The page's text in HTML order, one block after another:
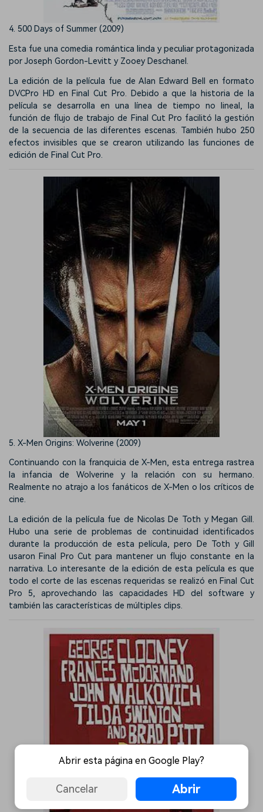
4. 500 Days of Summer (2009)
Esta fue una comedia romántica linda y peculiar protagonizada
por Joseph Gordon-Levitt y Zooey Deschanel.
La edición de la película fue de Alan Edward Bell en formato
DVCPro HD en Final Cut Pro. Debido a que la historia de la
película se desarrolla en una línea de tiempo no lineal, la
función de flujo de trabajo de Final Cut Pro facilitó la gestión
de la secuencia de las diferentes escenas. También hubo 250
efectos invisibles que se crearon utilizando las funciones de
edición de Final Cut Pro.
5. X-Men Origins: Wolverine (2009)
Continuando con la franquicia de X-Men, esta entrega rastrea
la infancia de Wolverine y la relación con su hermano.
Realmente no atrajo a los fanáticos de X-Men o los críticos de
cine.
La edición de la película fue de Nicolas De Toth y Megan Gill.
Hubo una serie de problemas de continuidad identificados
durante la producción de esta película, pero De Toth y Gill
usaron Final Pro Cut para mantener un flujo constante en la
narrativa. Lo interesante de la edición de esta película es que
todo el corte de las escenas requeridas se realizó en Final Cut
Pro 5, aprovechando las capacidades HD del software y
también las características de múltiples clips.
Abrir esta página en Google Play?
Cancelar Abrir